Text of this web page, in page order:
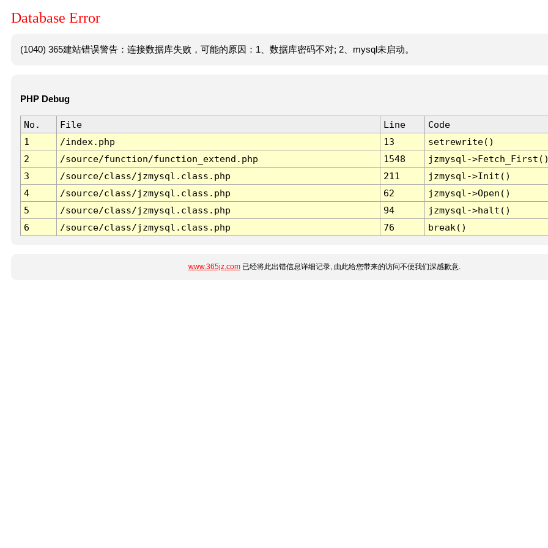
Database Error
(1040) 365建站错误警告：连接数据库失败，可能的原因：1、数据库密码不对; 2、mysql未启动。
PHP Debug
No. File Line
Code
1
/index.php 13
setrewrite()
2
/source/function/function_extend.php 1548
jzmysql-
3
/source/class/jzmysql.class.php 211
jzmysql->Init()
4
/source/class/jzmysql.class.php 62
jzmysql->Open()
5
/source/class/jzmysql.class.php 94
jzmysql->halt()
6
/source/class/jzmysql.class.php 76 break()
www.365jz.com已经将此出错信息详细记录, 由此给您带来的访问不便我们深感歉意.